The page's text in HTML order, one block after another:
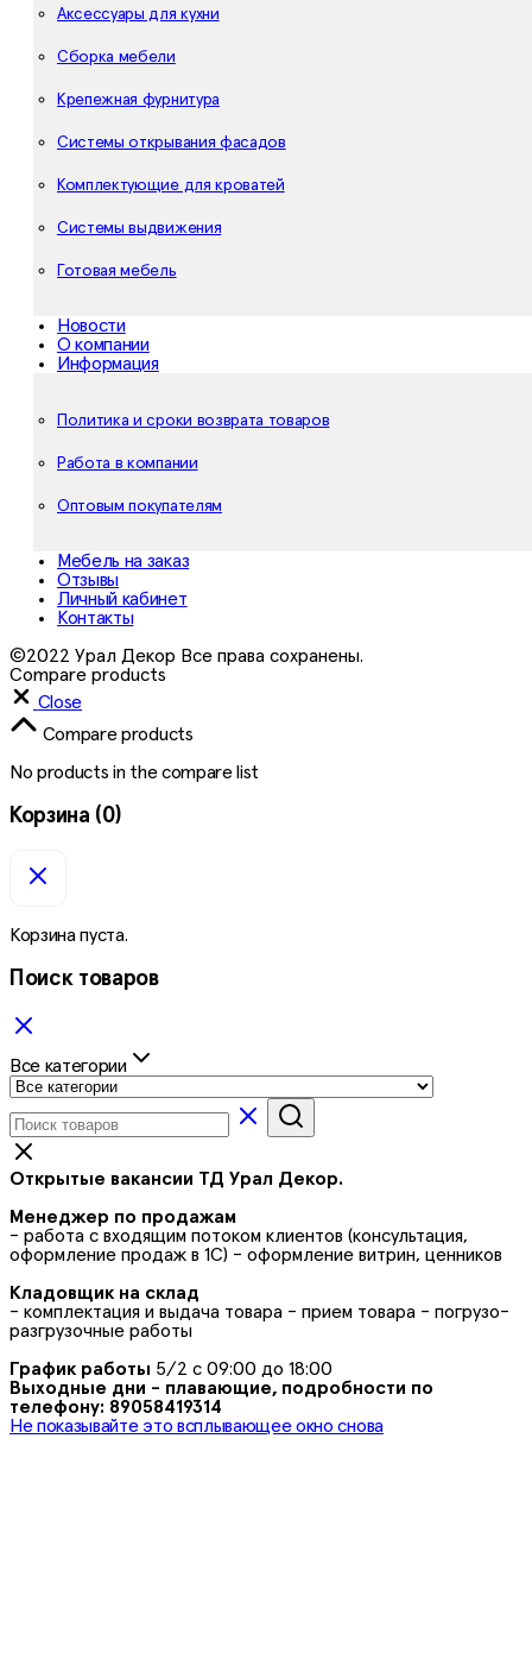
Аксессуары для кухни
Сборка мебели
Крепежная фурнитура
Системы открывания фасадов
Комплектующие для кроватей
Системы выдвижения
Готовая мебель
Новости
О компании
Информация
Политика и сроки возврата товаров
Работа в компании
Оптовым покупателям
Мебель на заказ
Отзывы
Личный кабинет
Контакты
©2022 Урал Декор Все права сохранены.
Compare products
Close
Compare products
No products in the compare list
Корзина (0)
Корзина пуста.
Поиск товаров
Все категории
Открытые вакансии ТД Урал Декор.
Менеджер по продажам
- работа с входящим потоком клиентов (консультация,
оформление продаж в 1С) - оформление витрин, ценников
Кладовщик на склад
- комплектация и выдача товара - прием товара - погрузо-
разгрузочные работы
График работы 5/2 с 09:00 до 18:00
Выходные дни - плавающие, подробности по
телефону: 89058419314
Не показывайте это всплывающее окно снова